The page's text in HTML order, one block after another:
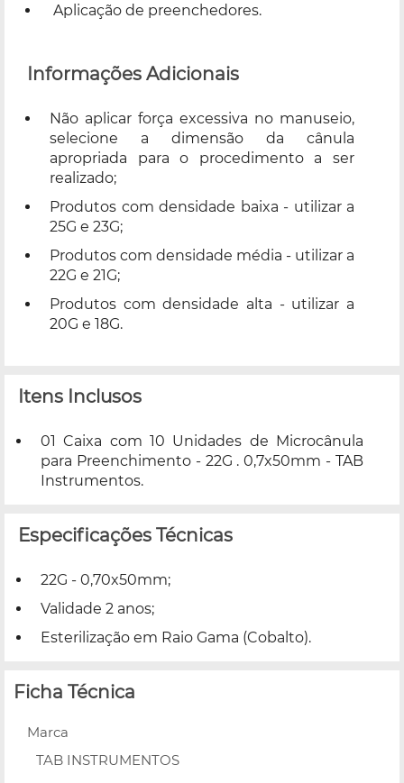
Aplicação de preenchedores.
Informações Adicionais
Não aplicar força excessiva no manuseio,
selecione a dimensão da cânula
apropriada para o procedimento a ser
realizado;
Produtos com densidade baixa - utilizar a
25G e 23G;
Produtos com densidade média - utilizar a
22G e 21G;
Produtos com densidade alta - utilizar a
20G e 18G.
Itens Inclusos
01 Caixa com 10 Unidades de Microcânula
para Preenchimento - 22G . 0,7x50mm - TAB
Instrumentos.
Especificações Técnicas
22G - 0,70x50mm;
Validade 2 anos;
Esterilização em Raio Gama (Cobalto).
Ficha Técnica
Marca
TAB INSTRUMENTOS